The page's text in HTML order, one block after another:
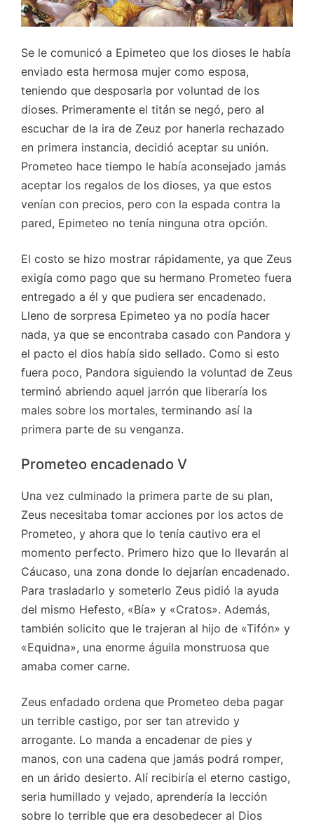
Se le comunicó a Epimeteo que los dioses le había
enviado esta hermosa mujer como esposa,
teniendo que desposarla por voluntad de los
dioses. Primeramente el titán se negó, pero al
escuchar de la ira de Zeuz por hanerla rechazado
en primera instancia, decidió aceptar su unión.
Prometeo hace tiempo le había aconsejado jamás
aceptar los regalos de los dioses, ya que estos
venían con precios, pero con la espada contra la
pared, Epimeteo no tenía ninguna otra opción.
El costo se hizo mostrar rápidamente, ya que Zeus
exigía como pago que su hermano Prometeo fuera
entregado a él y que pudiera ser encadenado.
Lleno de sorpresa Epimeteo ya no podía hacer
nada, ya que se encontraba casado con Pandora y
el pacto el dios había sido sellado. Como si esto
fuera poco, Pandora siguiendo la voluntad de Zeus
terminó abriendo aquel jarrón que liberaría los
males sobre los mortales, terminando así la
primera parte de su venganza.
Prometeo encadenado V
Una vez culminado la primera parte de su plan,
Zeus necesitaba tomar acciones por los actos de
Prometeo, y ahora que lo tenía cautivo era el
momento perfecto. Primero hizo que lo llevarán al
Cáucaso, una zona donde lo dejarían encadenado.
Para trasladarlo y someterlo Zeus pidió la ayuda
del mismo Hefesto, «Bía» y «Cratos». Además,
también solicito que le trajeran al hijo de «Tifón» y
«Equidna», una enorme águila monstruosa que
amaba comer carne.
Zeus enfadado ordena que Prometeo deba pagar
un terrible castigo, por ser tan atrevido y
arrogante. Lo manda a encadenar de pies y
manos, con una cadena que jamás podrá romper,
en un árido desierto. Alí recibiría el eterno castigo,
seria humillado y vejado, aprendería la lección
sobre lo terrible que era desobedecer al Dios